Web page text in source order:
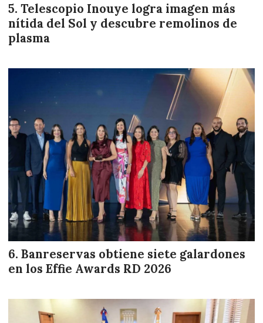
Telescopio Inouye logra imagen más
nítida del Sol y descubre remolinos de
plasma
Banreservas obtiene siete galardones
en los Effie Awards RD 2026